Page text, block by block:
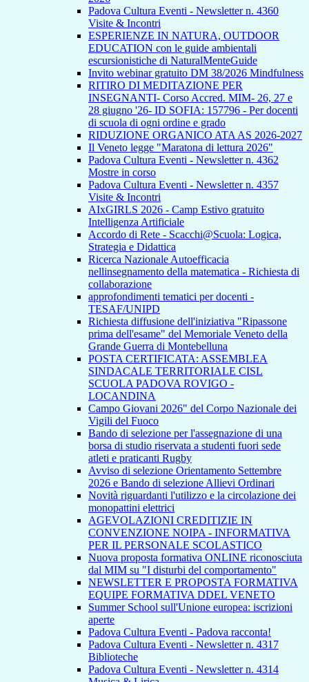
Padova Cultura Eventi - Newsletter n. 4360
Visite & Incontri
ESPERIENZE IN NATURA, OUTDOOR
EDUCATION con le guide ambientali
escursionistiche di NaturalMenteGuide
Invito webinar gratuito DM 38/2026 Mindfulness
RITIRO DI MEDITAZIONE PER
INSEGNANTI- Corso Accred. MIM- 26, 27 e
28 giugno '26- ID SOFIA: 157796 - Per docenti
di scuola di ogni ordine e grado
RIDUZIONE ORGANICO ATA AS 2026-2027
Il Veneto legge "Maratona di lettura 2026"
Padova Cultura Eventi - Newsletter n. 4362
Mostre in corso
Padova Cultura Eventi - Newsletter n. 4357
Visite & Incontri
AIxGIRLS 2026 - Camp Estivo gratuito
Intelligenza Artificiale
Accordo di Rete - Scacchi@Scuola: Logica,
Strategia e Didattica
Ricerca Nazionale Autoefficacia
nellinsegnamento della matematica - Richiesta di
collaborazione
approfondimenti tematici per docenti -
TESAF/UNIPD
Richiesta diffusione dell'iniziativa "Ripassone
prima dell'esame" del Memoriale Veneto della
Grande Guerra di Montebelluna
POSTA CERTIFICATA: ASSEMBLEA
SINDACALE TERRITORIALE CISL
SCUOLA PADOVA ROVIGO -
LOCANDINA
Campo Giovani 2026" del Corpo Nazionale dei
Vigili del Fuoco
Bando di selezione per l'assegnazione di una
borsa di studio riservata a studenti fuori sede
atleti e praticanti Rugby
Avviso di selezione Orientamento Settembre
2026 e Bando di selezione Allievi Ordinari
Novità riguardanti l'utilizzo e la circolazione dei
monopattini elettrici
AGEVOLAZIONI CREDITIZIE IN
CONVENZIONE NOIPA - INFORMATIVA
PER IL PERSONALE SCOLASTICO
Nuova proposta formativa ONLINE riconosciuta
dal MIM su "I disturbi del comportamento"
NEWSLETTER E PROPOSTA FORMATIVA
EQUIPE FORMATIVA DDEL VENETO
Summer School sull'Unione europea: iscrizioni
aperte
Padova Cultura Eventi - Padova racconta!
Padova Cultura Eventi - Newsletter n. 4317
Biblioteche
Padova Cultura Eventi - Newsletter n. 4314